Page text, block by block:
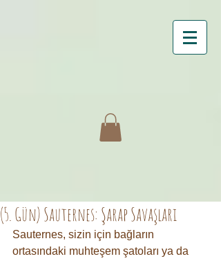
(5. Gün) Sauternes: Şarap Savaşları
Sauternes, sizin için bağların
ortasındaki muhteşem şatoları ya da